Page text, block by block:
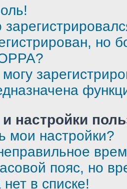
но
настройки
мои настройки?
пояс, но
в списке!